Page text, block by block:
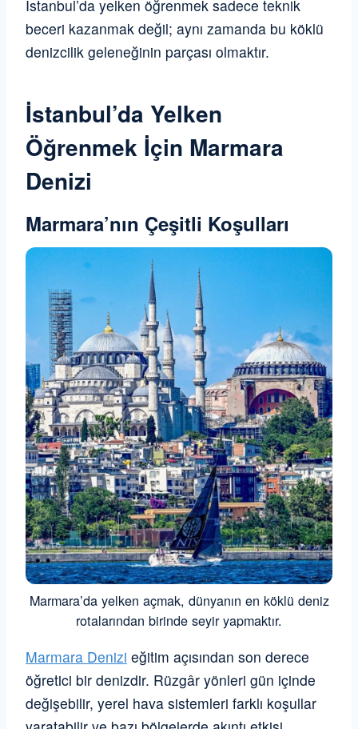
İstanbul’da yelken öğrenmek sadece teknik
beceri kazanmak değil; aynı zamanda bu köklü
denizcilik geleneğinin parçası olmaktır.
İstanbul’da Yelken
Öğrenmek İçin Marmara
Denizi
Marmara’nın Çeşitli Koşulları
Marmara’da yelken açmak, dünyanın en köklü deniz
rotalarından birinde seyir yapmaktır.
Marmara Denizi eğitim açısından son derece
öğretici bir denizdir. Rüzgâr yönleri gün içinde
değişebilir, yerel hava sistemleri farklı koşullar